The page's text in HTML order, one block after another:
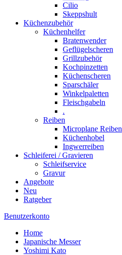
Cilio
Skeppshult
Küchenzubehör
Küchenhelfer
Bratenwender
Geflügelscheren
Grillzubehör
Kochpinzetten
Küchenscheren
Sparschäler
Winkelpaletten
Fleischgabeln
.
Reiben
Microplane Reiben
Küchenhobel
Ingwerreiben
Schleiferei / Gravieren
Schleifservice
Gravur
Angebote
Neu
Ratgeber
Benutzerkonto
Home
Japanische Messer
Yoshimi Kato